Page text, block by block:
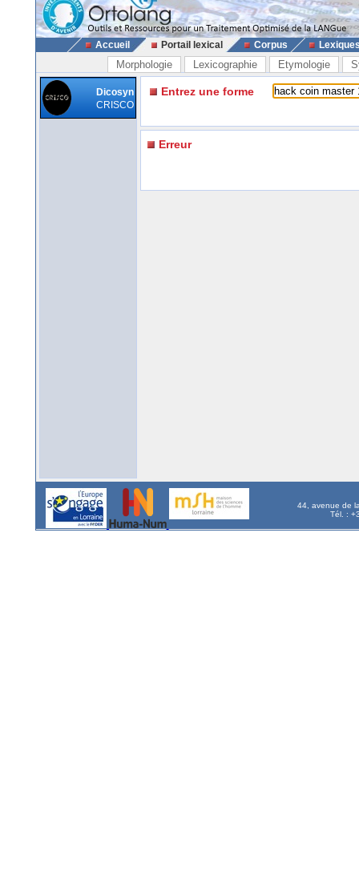
Accueil Portail lexical Corpus
Morphologie Lexicographie Etymologie
Dicosyn
CRISCO
Entrez une forme
Erreur
44, avenue de
Tél. :